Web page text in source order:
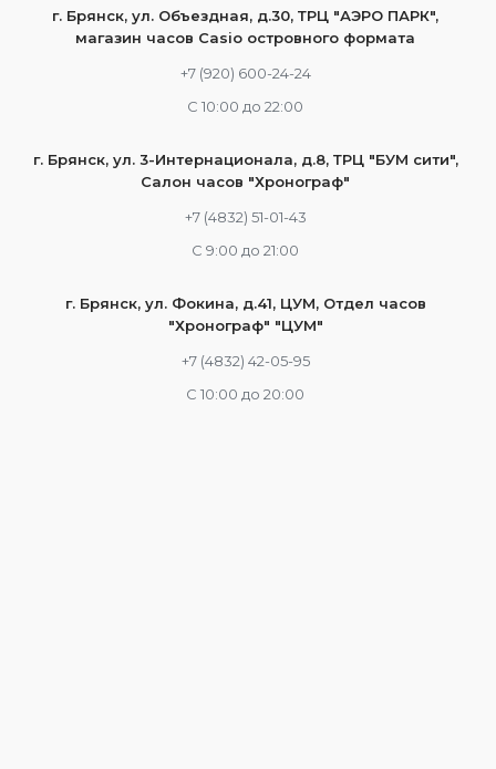
г. Брянск, ул. Объездная, д.30, ТРЦ "АЭРО ПАРК",
магазин часов Casio островного формата
+7 (920) 600-24-24
С 10:00 до 22:00
г. Брянск, ул. 3-Интернационала, д.8, ТРЦ "БУМ сити",
Салон часов "Хронограф"
+7 (4832) 51-01-43
С 9:00 до 21:00
г. Брянск, ул. Фокина, д.41, ЦУМ, Отдел часов
"Хронограф" "ЦУМ"
+7 (4832) 42-05-95
С 10:00 до 20:00